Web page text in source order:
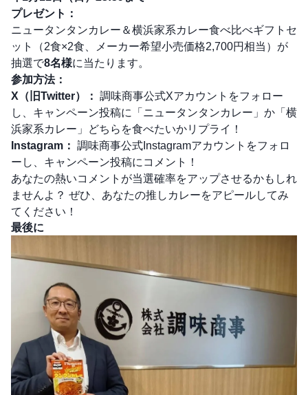
プレゼント：
ニュータンタンカレー＆横浜家系カレー食べ比べギフトセ
ット（2食×2食、メーカー希望小売価格2,700円相当）が
抽選で8名様に当たります。
参加方法：
X（旧Twitter）： 調味商事公式Xアカウント をフォロー
し、キャンペーン投稿に「ニュータンタンカレー」か「横
浜家系カレー」どちらを食べたいかリプライ！
Instagram： 調味商事公式Instagramアカウント をフォロ
ーし、キャンペーン投稿にコメント！
あなたの熱いコメントが当選確率をアップさせるかもしれ
ませんよ？ ぜひ、あなたの推しカレーをアピールしてみ
てください！
最後に